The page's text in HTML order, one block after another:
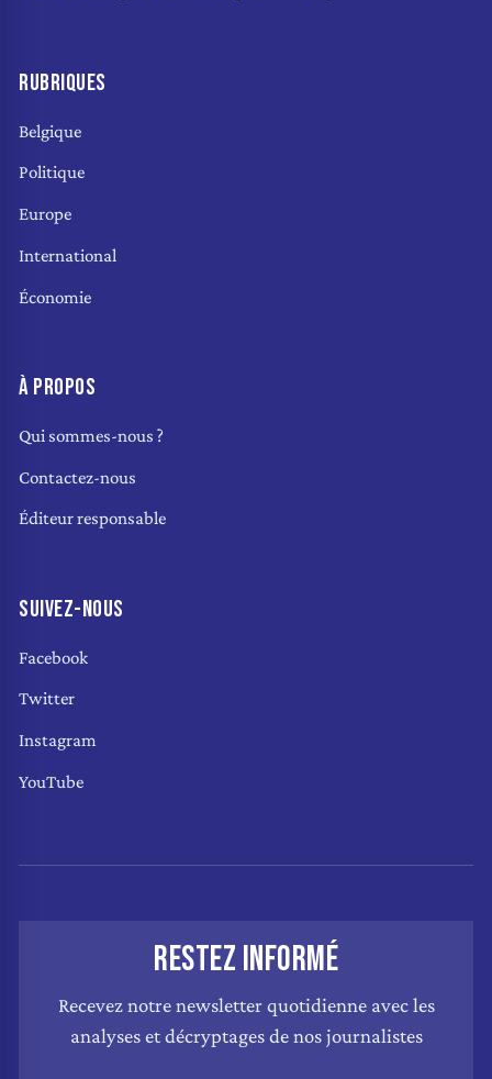
RUBRIQUES
Belgique
Politique
Europe
International
Économie
À PROPOS
Qui sommes-nous ?
Contactez-nous
Éditeur responsable
SUIVEZ-NOUS
Facebook
Twitter
Instagram
YouTube
RESTEZ INFORMÉ
Recevez notre newsletter quotidienne avec les
analyses et décryptages de nos journalistes